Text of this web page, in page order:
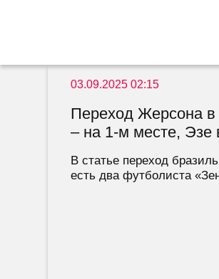
03.09.2025 02:15
Переход Жерсона в
– на 1-м месте, Эзе
В статье переход
есть два футболиста